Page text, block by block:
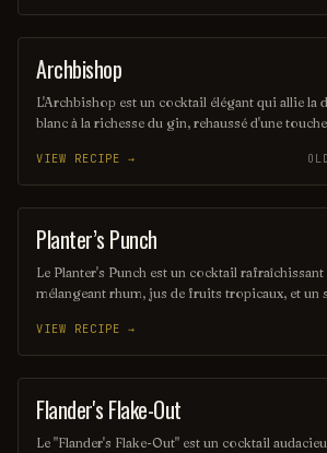
raffinée en fait un choix idéal pour ceux qui
classiques revisités.
ORDINARY DRINK
Archbishop
L'Archbishop est un cocktail élégant qui allie la
blanc à la richesse du gin, rehaussé d'une
délicate et aromatique, parfaite pour les
sophistiqués. Sa présentation soignée en fait
idéal pour les occasions spéciales.
VIEW RECIPE →
COCKTAIL
Planter’s Punch
Le Planter's Punch est un cocktail
mélangeant rhum, jus de fruits tropicaux, et un
les vacances exotiques. Parfait pour siroter lors
journée d'été, il incarne l'esprit des Caraïbes.
VIEW RECIPE →
ORDINARY DRINK
Flander's Flake-Out
Le "Flander's Flake-Out" est un cocktail